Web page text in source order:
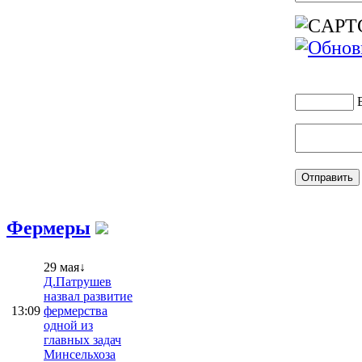
Фермеры
13:09
29 мая↓
Д.Патрушев
назвал развитие
фермерства
одной из
главных задач
Минсельхоза